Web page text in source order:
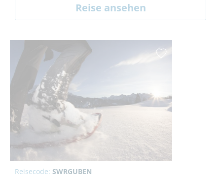
Reise ansehen
Reisecode: SWRGUBEN